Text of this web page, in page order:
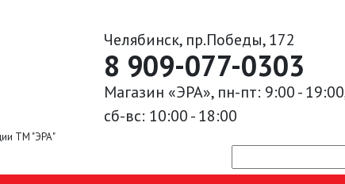
ТМ "ЭРА"
Челябинск, пр.Победы, 172
8 909-077-0303
Магазин «ЭРА», пн-пт: 9:00 -
сб-вс: 10:00 - 18:00